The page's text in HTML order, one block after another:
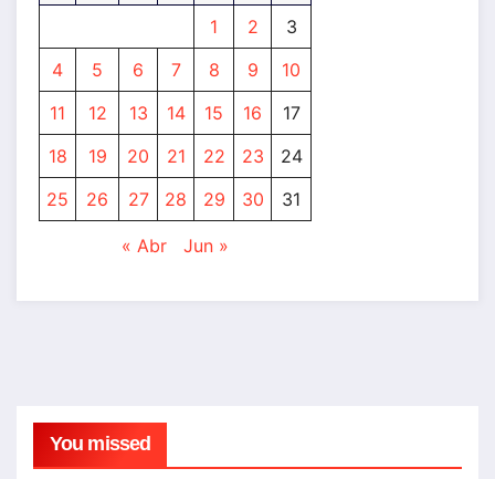
1 2
3
4
5 6 7 8 9
10
11
12 13 14 15 16
17
18
19 20 21 22 23
24
25
26 27 28 29 30 31
« Abr Jun »
You missed